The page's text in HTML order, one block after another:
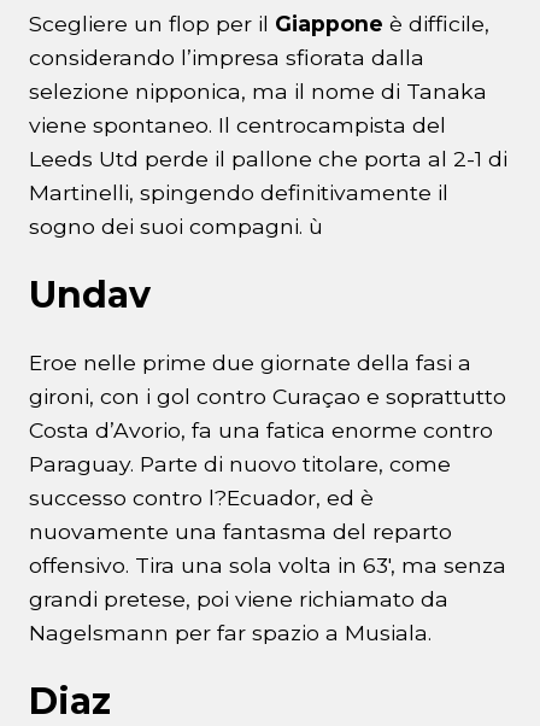
Scegliere un flop per il Giappone è difficile,
considerando l’impresa sfiorata dalla
selezione nipponica, ma il nome di Tanaka
viene spontaneo. Il centrocampista del
Leeds Utd perde il pallone che porta al 2-1 di
Martinelli, spingendo definitivamente il
sogno dei suoi compagni. ù
Undav
Eroe nelle prime due giornate della fasi a
gironi, con i gol contro Curaçao e soprattutto
Costa d’Avorio, fa una fatica enorme contro
Paraguay. Parte di nuovo titolare, come
successo contro l?Ecuador, ed è
nuovamente una fantasma del reparto
offensivo. Tira una sola volta in 63′, ma senza
grandi pretese, poi viene richiamato da
Nagelsmann per far spazio a Musiala.
Diaz